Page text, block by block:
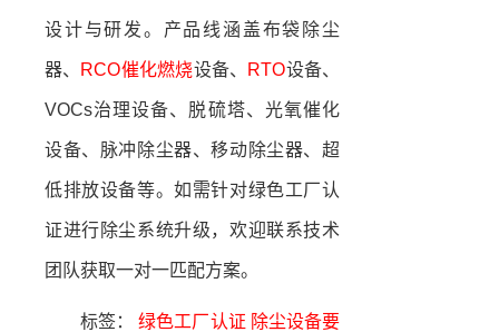
设计与研发。产品线涵盖布袋除尘
器、 RCO催化燃烧设备、 RTO设备、
VOCs治理设备、脱硫塔、光氧催化
设备、脉冲除尘器、移动除尘器、超
低排放设备等。如需针对绿色工厂认
证进行除尘系统升级，欢迎联系技术
团队获取一对一匹配方案。
标签：绿色工厂认证 除尘设备要